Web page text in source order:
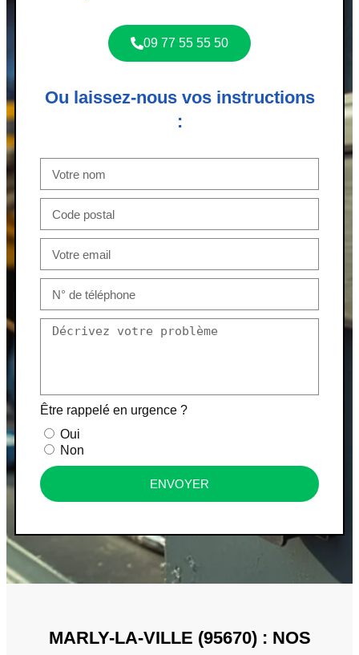
09 77 55 55 50
Ou laissez-nous vos instructions
:
Être rappelé en urgence ?
Oui
Non
ENVOYER
MARLY-LA-VILLE (95670) : NOS